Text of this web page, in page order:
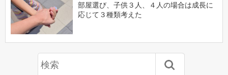
部屋選び、子供３人、４人の場合は成長に
応じて３種類考えた